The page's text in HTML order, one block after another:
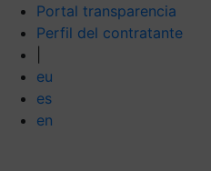
Portal transparencia
Perfil del contratante
eu
es
en